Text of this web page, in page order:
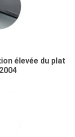
élevée du plat